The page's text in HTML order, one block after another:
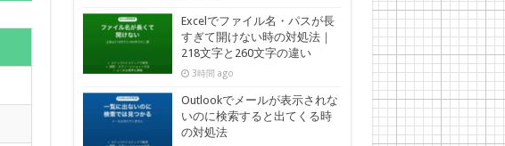
Excelでファイル名・パスが長
すぎて開けない時の対処法｜
218文字と260文字の違い
3時間 ago
Outlookでメールが表示されな
いのに検索すると出てくる時
の対処法